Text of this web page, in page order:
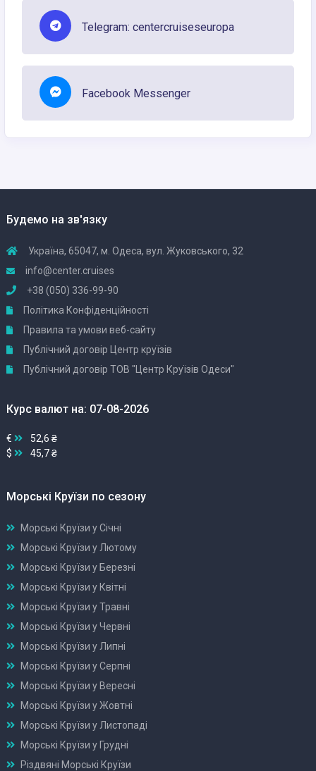
Telegram: centercruiseseuropa
Facebook Messenger
Будемо на зв'язку
Україна, 65047, м. Одеса, вул. Жуковського, 32
info@center.cruises
+38 (050) 336-99-90
Політика Конфіденційності
Правила та умови веб-сайту
Публічний договір Центр круїзів
Публічний договір ТОВ "Центр Круїзів Одеси"
Курс валют на: 07-08-2026
€
52,6 ₴
$
45,7 ₴
Морські Круїзи по сезону
Морські Круїзи у Січні
Морські Круїзи у Лютому
Морські Круїзи у Березні
Морські Круїзи у Квітні
Морські Круїзи у Травні
Морські Круїзи у Червні
Морські Круїзи у Липні
Морські Круїзи у Серпні
Морські Круїзи у Вересні
Морські Круїзи у Жовтні
Морські Круїзи у Листопаді
Морські Круїзи у Грудні
Різдвяні Морські Круїзи